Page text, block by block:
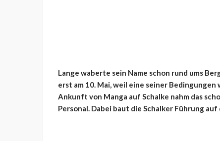
Lange waberte sein Name schon rund ums
erst am 10. Mai, weil eine seiner Bedingungen
Ankunft von Manga auf Schalke nahm das
Personal. Dabei baut die Schalker Führung